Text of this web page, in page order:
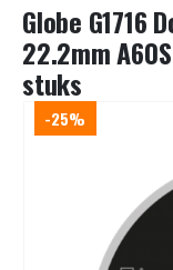
Globe
22.2mm
stuks
-25%